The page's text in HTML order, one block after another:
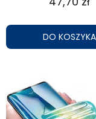
DO KOSZYKA